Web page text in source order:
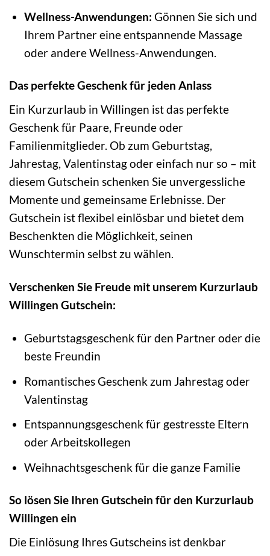
Wellness-Anwendungen: Gönnen Sie sich und
Ihrem Partner eine entspannende Massage
oder andere Wellness-Anwendungen.
Das perfekte Geschenk für jeden Anlass
Ein Kurzurlaub in Willingen ist das perfekte
Geschenk für Paare, Freunde oder
Familienmitglieder. Ob zum Geburtstag,
Jahrestag, Valentinstag oder einfach nur so – mit
diesem Gutschein schenken Sie unvergessliche
Momente und gemeinsame Erlebnisse. Der
Gutschein ist flexibel einlösbar und bietet dem
Beschenkten die Möglichkeit, seinen
Wunschtermin selbst zu wählen.
Verschenken Sie Freude mit unserem Kurzurlaub
Willingen Gutschein:
Geburtstagsgeschenk für den Partner oder die
beste Freundin
Romantisches Geschenk zum Jahrestag oder
Valentinstag
Entspannungsgeschenk für gestresste Eltern
oder Arbeitskollegen
Weihnachtsgeschenk für die ganze Familie
So lösen Sie Ihren Gutschein für den Kurzurlaub
Willingen ein
Die Einlösung Ihres Gutscheins ist denkbar